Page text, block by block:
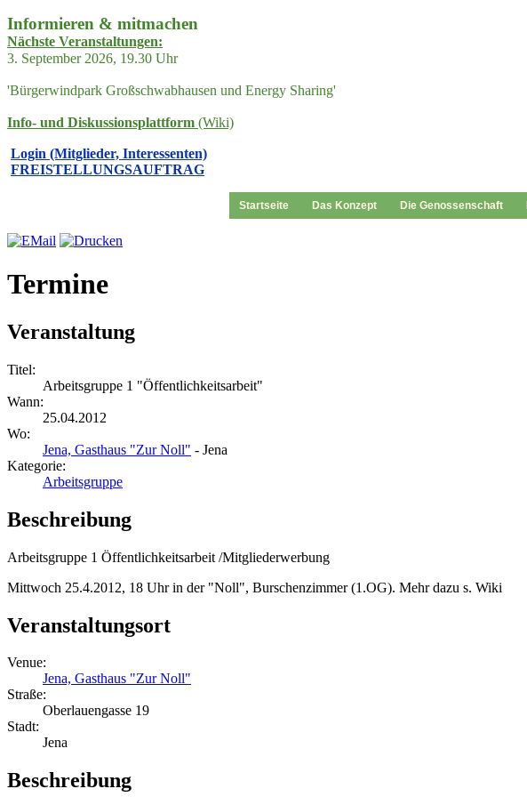
Informieren & mitmachen
Nächste Veranstaltungen:
3. September 2026, 19.30 Uhr
'Bürgerwindpark Großschwabhausen und Energy Sharing'
Info- und Diskussionsplattform (Wiki)
Login (Mitglieder, Interessenten)
FREISTELLUNGSAUFTRAG
Startseite Das Konzept Die Genossenschaft
Termine
Veranstaltung
Titel:
Arbeitsgruppe 1 "Öffentlichkeitsarbeit"
Wann:
25.04.2012
Wo:
Jena, Gasthaus "Zur Noll" - Jena
Kategorie:
Arbeitsgruppe
Beschreibung
Arbeitsgruppe 1 Öffentlichkeitsarbeit /Mitgliederwerbung
Mittwoch 25.4.2012, 18 Uhr in der "Noll", Burschenzimmer (1.OG). Mehr dazu s. Wiki
Veranstaltungsort
Venue:
Jena, Gasthaus "Zur Noll"
Straße:
Oberlauengasse 19
Stadt:
Jena
Beschreibung